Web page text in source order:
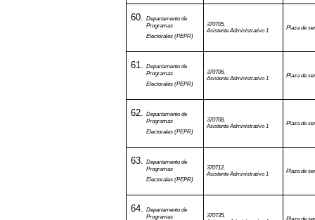
Departamento de
Programas
Electorales (PEPR)
370705,
Asistente Administrativo 1
Plaza de
Departamento de
Programas
Electorales (PEPR)
370706,
Asistente Administrativo 1
Plaza de
Departamento de
Programas
Electorales (PEPR)
370708,
Asistente Administrativo 1
Plaza de
Departamento de
Programas
Electorales (PEPR)
370712,
Asistente Administrativo 1
Plaza de
Departamento de
370735,